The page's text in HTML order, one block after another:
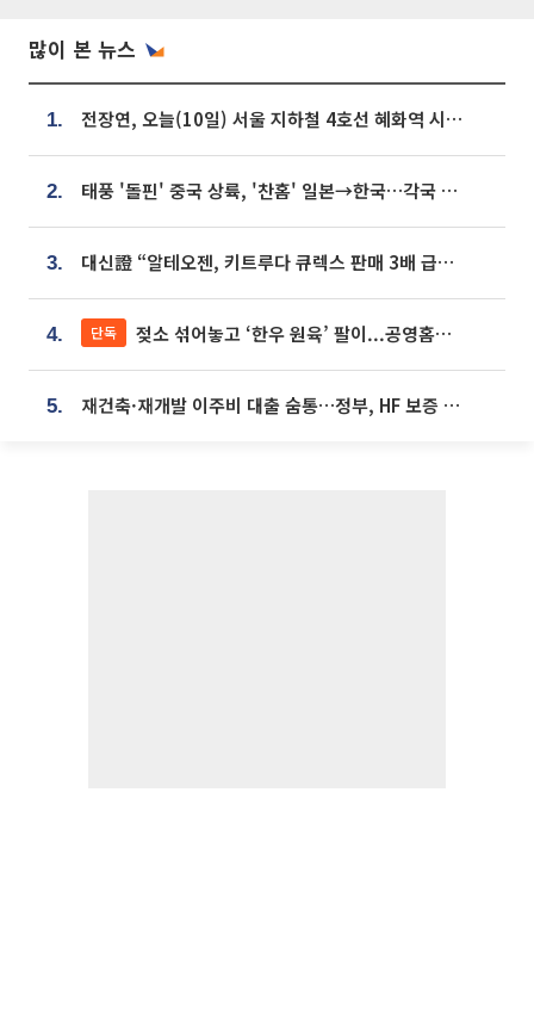
많이 본 뉴스
1. 전장연, 오늘(10일) 서울 지하철 4호선 혜화역 시위…1호선 용산역 무정차
2. 태풍 '돌핀' 중국 상륙, '찬홈' 일본→한국…각국 기상청 예상 경로는?
3. 대신證 “알테오젠, 키트루다 큐렉스 판매 3배 급증…목표가 41만원 상향”
4. 단독 젖소 섞어놓고 ‘한우 원육’ 팔이...공영홈쇼핑 표기·검증 구멍
5. 재건축·재개발 이주비 대출 숨통…정부, HF 보증 신설 추진